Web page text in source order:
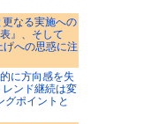
なる実施への
』、そして
げへの思惑に注
に方向感を失
ンド継続は変
グポイントと